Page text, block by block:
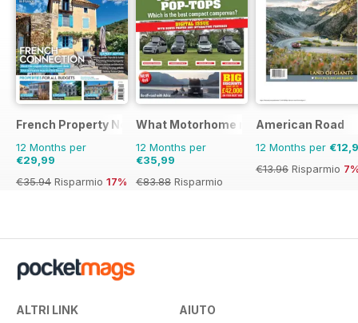
French Property News
12 Months per
€29,99
€35.94 Risparmio 17%
What Motorhome magazine
12 Months per
€35,99
€83.88 Risparmio
American Road
12 Months per
€13.96 Risparmio
ALTRI LINK AIUTO